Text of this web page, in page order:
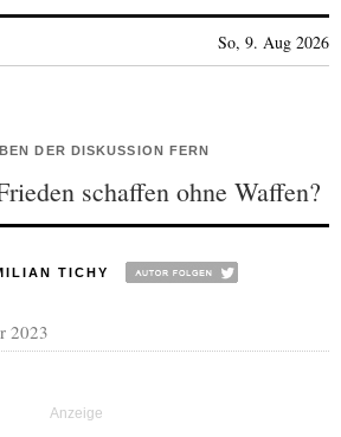
So, 9. Aug 2026
DER DISKUSSION FERN
schaffen ohne Waffen?
TICHY
2023